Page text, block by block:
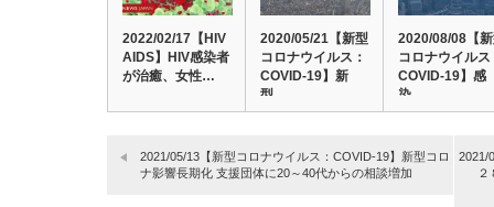
2022/02/17【HIV：
AIDS】HIV感染者
が治癒、女性…
2020/05/21【新型
コロナウイルス：
COVID-19】新
型…
2020/08/08【
コロナウイルス
COVID-19】感
染…
2021/05/13【新型コロナウイルス：COVID-19】新型コロ
ナ影響長期化 支援団体に20～40代からの相談増加
2021/